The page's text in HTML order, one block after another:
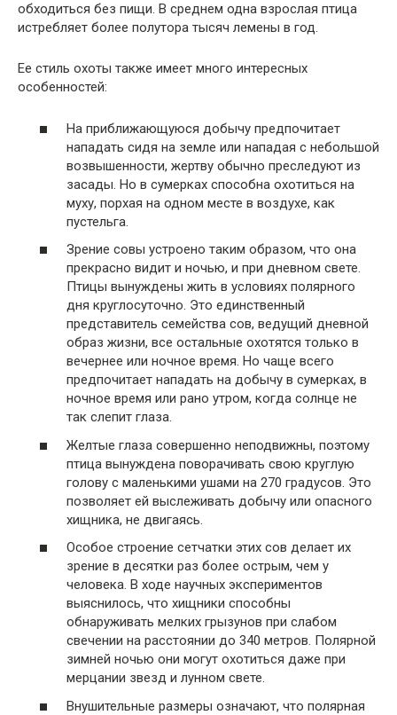
обходиться без пищи. В среднем одна взрослая птица
истребляет более полутора тысяч лемены в год.
Ее стиль охоты также имеет много интересных
особенностей:
На приближающуюся добычу предпочитает
нападать сидя на земле или нападая с небольшой
возвышенности, жертву обычно преследуют из
засады. Но в сумерках способна охотиться на
муху, порхая на одном месте в воздухе, как
пустельга.
Зрение совы устроено таким образом, что она
прекрасно видит и ночью, и при дневном свете.
Птицы вынуждены жить в условиях полярного
дня круглосуточно. Это единственный
представитель семейства сов, ведущий дневной
образ жизни, все остальные охотятся только в
вечернее или ночное время. Но чаще всего
предпочитает нападать на добычу в сумерках, в
ночное время или рано утром, когда солнце не
так слепит глаза.
Желтые глаза совершенно неподвижны, поэтому
птица вынуждена поворачивать свою круглую
голову с маленькими ушами на 270 градусов. Это
позволяет ей выслеживать добычу или опасного
хищника, не двигаясь.
Особое строение сетчатки этих сов делает их
зрение в десятки раз более острым, чем у
человека. В ходе научных экспериментов
выяснилось, что хищники способны
обнаруживать мелких грызунов при слабом
свечении на расстоянии до 340 метров. Полярной
зимней ночью они могут охотиться даже при
мерцании звезд и лунном свете.
Внушительные размеры означают, что полярная